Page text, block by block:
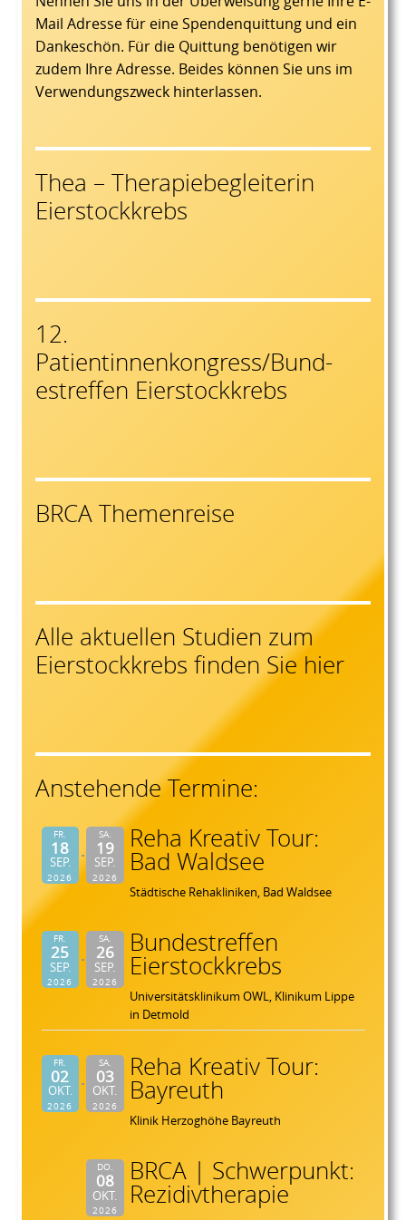
Mail Adresse für eine Spendenquittung und ein
Dankeschön. Für die Quittung benötigen wir
zudem Ihre Adresse. Beides können Sie uns im
Verwendungszweck hinterlassen.
Thea – Therapiebegleiterin
Eierstockkrebs
12.
Patientinnenkongress/Bund-
estreffen Eierstockkrebs
BRCA Themenreise
Alle aktuellen Studien zum
Eierstockkrebs finden Sie hier
Anstehende Termine:
FR.
18
SEP.
2026
SA.
19
SEP.
2026
Reha Kreativ Tour:
Bad Waldsee
Städtische Rehakliniken, Bad Waldsee
FR.
25
SEP.
2026
SA.
26
SEP.
2026
Bundestreffen
Eierstockkrebs
Universitätsklinikum OWL, Klinikum Lippe
in Detmold
FR.
02
OKT.
2026
SA.
03
OKT.
2026
Reha Kreativ Tour:
Bayreuth
Klinik Herzoghöhe Bayreuth
DO.
08
OKT.
2026
BRCA | Schwerpunkt:
Rezidivtherapie